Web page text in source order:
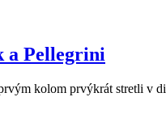
a Pellegrini
kolom prvýkrát stretli v